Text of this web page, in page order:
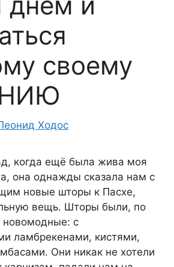
своему
Ходос
когда ещё была жива моя
она однажды сказала нам с
новые шторы к Пасхе,
вещь. Шторы были, по
с
ламбрекенами, кистями,
Они никак не хотели